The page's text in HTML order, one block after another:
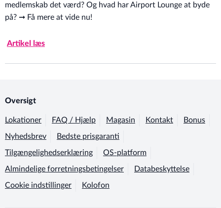
medlemskab det værd? Og hvad har Airport Lounge at byde
på? ➞ Få mere at vide nu!
Artikel læs
Oversigt
Lokationer FAQ / Hjælp Magasin Kontakt Bonus
Nyhedsbrev Bedste prisgaranti
Tilgængelighedserklæring OS-platform
Almindelige forretningsbetingelser Databeskyttelse
Cookie indstillinger Kolofon